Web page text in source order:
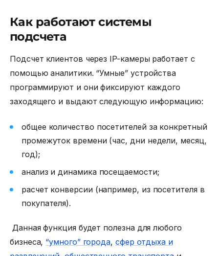
Как работают системы
подсчета
Подсчет клиентов через IP-камеры работает с
помощью аналитики. “Умные” устройства
программируют и они фиксируют каждого
заходящего и выдают следующую информацию:
общее количество посетителей за конкретный
промежуток времени (час, дни недели, месяц,
год);
анализ и динамика посещаемости;
расчет конверсии (например, из посетителя в
покупателя).
Данная функция будет полезна для любого
бизнеса, “умного” города, сфер отдыха и